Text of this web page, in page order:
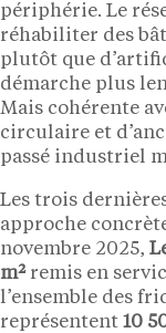
périphérie. Le
réhabiliter des
plutôt que
démarche plus
Mais cohérente
circulaire et
passé industriel
Les trois
approche
novembre 2025,
m²remis en
l’ensemble des
représentent 10